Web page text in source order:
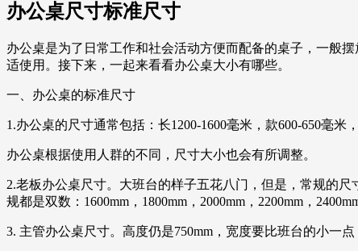
办公桌尺寸标准尺寸
办公桌是为了日常工作和社会活动方便而配备的桌子，一般
适使用。接下来，一起来看看办公桌大小有哪些。
一、办公桌的标准尺寸
1.办公桌的尺寸通常包括：长1200-1600毫米，款600-650毫米
办公桌根据使用人群的不同，尺寸大小也会有所调整。
2.老板办公桌尺寸。大班台的样子五花八门，但是，常规的尺
规都是双数：1600mm，1800mm，2000mm，2200mm，
3. 主管办公桌尺寸。高度仍是750mm，宽度要比班台的小一